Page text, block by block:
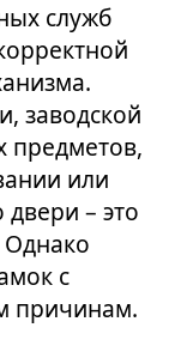
служб
заводской
предметов,
или
– это
Однако
с
причинам.